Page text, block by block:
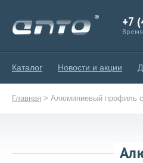
+7
Каталог Новости и акции
Главная > Алюминиевый профиль